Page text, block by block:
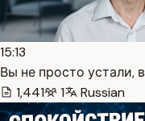
15:13
Вы не просто устали,
1,441
1 Russian